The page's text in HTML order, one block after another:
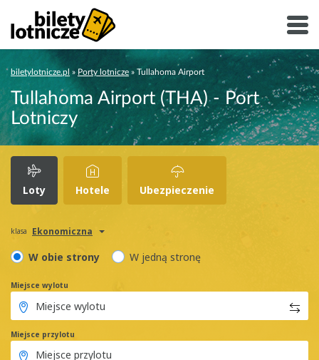
biletylotnicze.pl » Porty lotnicze » Tullahoma Airport
Tullahoma Airport (THA) - Port
Lotniczy
Loty Hotele Ubezpieczenie
klasa Ekonomiczna
W obie strony W jedną stronę
Miejsce wylotu
Miejsce przylotu